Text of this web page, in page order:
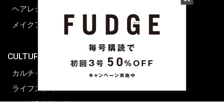
ヘアレシピ ストーリーズ
メイクアップティップス
CULTURE & LIFE
カルチャー
ライフスタイル
ライフスタイル